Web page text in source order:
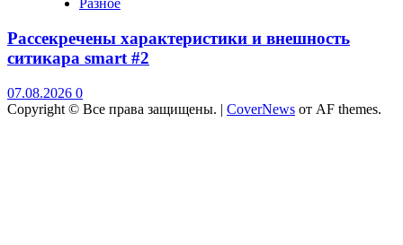
Разное
Рассекречены характеристики и внешность
ситикара smart #2
07.08.2026 0
Copyright © Все права защищены. | CoverNews от AF themes.